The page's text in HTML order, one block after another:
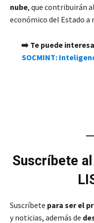
nube, que contribuirán
económico del Estado a
➡️ Te puede
SOCMINT:
Suscríbete
Suscríbete para ser el
y noticias, además de